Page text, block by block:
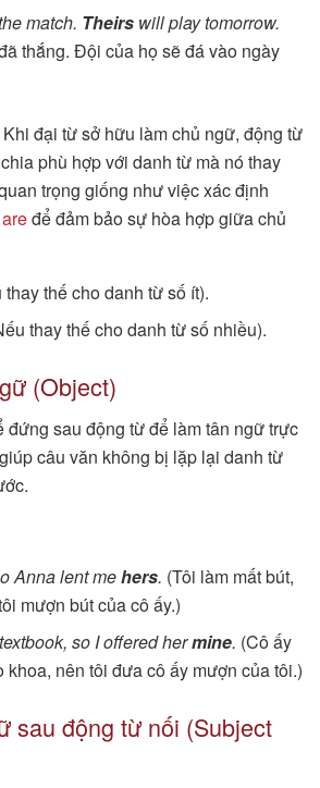
match. Theirs will play tomorrow.
thắng. Đội của họ sẽ đá vào ngày
Khi đại từ sở hữu làm chủ ngữ, động từ
phù hợp với danh từ mà nó thay
trọng giống như việc xác định
để đảm bảo sự hòa hợp giữa chủ
thay thế cho danh từ số ít).
thay thế cho danh từ số nhiều).
(Object)
sau động từ để làm tân ngữ trực
câu văn không bị lặp lại danh từ
Anna lent mehers. (Tôi làm mất bút,
mượn bút của cô ấy.)
so I offered hermine. (Cô ấy
khoa, nên tôi đưa cô ấy mượn của tôi.)
sau động từ nối (Subject